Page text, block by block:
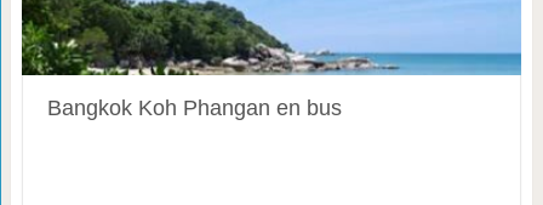
Bangkok Koh Phangan en bus